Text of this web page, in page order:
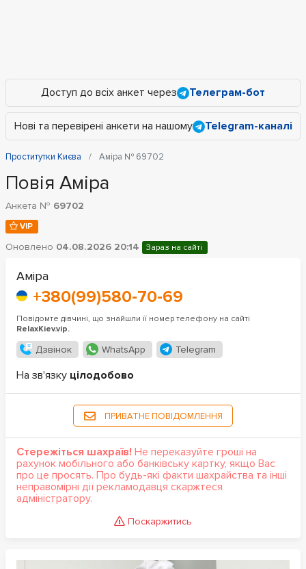
Доступ до всіх анкет через Телеграм-бот
Нові та перевірені анкети на нашому Telegram-каналі
Проститутки Києва Аміра № 69702
Повія Аміра
Анкета № 69702
VIP
Оновлено 04.08.2026 20:14 Зараз на сайті
Аміра
+380(99)580-70-69
Повідомте дівчині, що знайшли її номер телефону на сайті
RelaxKiev.vip.
Дзвінок WhatsApp Telegram
На зв'язку цілодобово
ПРИВАТНЕ ПОВІДОМЛЕННЯ
Стережіться шахраїв! Не переказуйте гроші на
рахунок мобільного або банківську картку, якщо Вас
про це просять. Про будь-які факти шахрайства та інші
неправомірні дії рекламодавця скаржтеся
адміністратору.
Поскаржитись